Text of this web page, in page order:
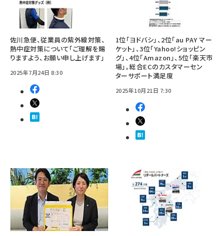
佐川急便、従業員の紫外線対策、
熱中症対策について「ご理解を賜
りますよう、お願い申し上げます」
2025年7月24日 8:30
1位「ヨドバシ」、2位「au PAY マー
ケット」、3位「Yahoo!ショッピン
グ」、4位「Amazon」、5位「楽天市
場」。総合ECのカスタマーセン
ターサポート満足度
2025年10月21日 7:30